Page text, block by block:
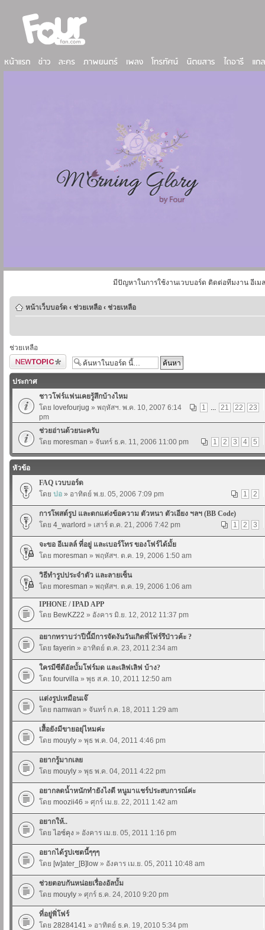
มีปัญหาในการใช้งานเวบบอร์ด ติดต่อทีมงาน อีเม
หน้าเว็บบอร์ด ‹ ช่วยเหลือ ‹ ช่วยเหลือ
ช่วยเหลือ
ตั้งกระทู้ใหม่
ประกาศ
ชาวโฟร์แฟนเคยรู้สึกบ้างไหม
1
... 21 22 23
โดย lovefourjug » พฤหัสฯ. พ.ค. 10, 2007 6:14
pm
ช่วยอ่านด้วยนะครับ
1
2 3 4 5
โดย moresman » จันทร์ ธ.ค. 11, 2006 11:00 pm
หัวข้อ
FAQ เวบบอร์ด
1
2
โดย ปอ » อาทิตย์ พ.ย. 05, 2006 7:09 pm
การโพสต์รูป และตกแต่งข้อความ ตัวหนา ตัวเอียง ฯลฯ (BB Code)
1
2 3
โดย 4_warlord » เสาร์ ต.ค. 21, 2006 7:42 pm
จะขอ อีเมลล์ ที่อยู่ และเบอร์โทร ของโฟร์ได้มั้ย
โดย moresman » พฤหัสฯ. ต.ค. 19, 2006 1:50 am
วิธีทำรูปประจำตัว และลายเซ็น
โดย moresman » พฤหัสฯ. ต.ค. 19, 2006 1:06 am
IPHONE / IPAD APP
โดย BewKZ22 » อังคาร มิ.ย. 12, 2012 11:37 pm
อยากทราบว่าปีนี้มีการจัดงันวันเกิดพี่โฟร์รึป่าวค้ะ ?
โดย fayerin » อาทิตย์ ต.ค. 23, 2011 2:34 am
ใครมีซีดีอัลบั้มโฟร์มด และเลิฟเลิฟ บ้าง?
โดย fourvilla » พุธ ส.ค. 10, 2011 12:50 am
เเต่งรูปเหมือนเจ๊
โดย namwan » จันทร์ ก.ค. 18, 2011 1:29 am
เสื้อยังมีขายอยุ่ไหมค่ะ
โดย mouyly » พุธ พ.ค. 04, 2011 4:46 pm
อยากรู้มากเลย
โดย mouyly » พุธ พ.ค. 04, 2011 4:22 pm
อยากลดน้ำหนักทำยังไงดี หนูมาแชร์ประสบการณ์ค่ะ
โดย moozii46 » ศุกร์ เม.ย. 22, 2011 1:42 am
อยากให้..
โดย ไอซ์คุง » อังคาร เม.ย. 05, 2011 1:16 pm
อยากได้รูปเซตนี้ๆๆๆ
โดย [w]ater_[B]low » อังคาร เม.ย. 05, 2011 10:48 am
ช่วยตอบกันหน่อยเรื่องอัลบั้ม
โดย mouyly » ศุกร์ ธ.ค. 24, 2010 9:20 pm
ที่อยู่พิ่โฟร์
โดย 28284141 » อาทิตย์ ธ.ค. 19, 2010 5:34 pm